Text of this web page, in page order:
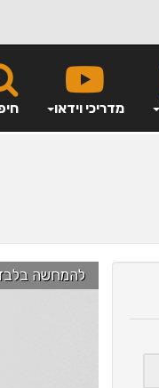
מדריכי וידאו
להמחשה בלבד - גודל